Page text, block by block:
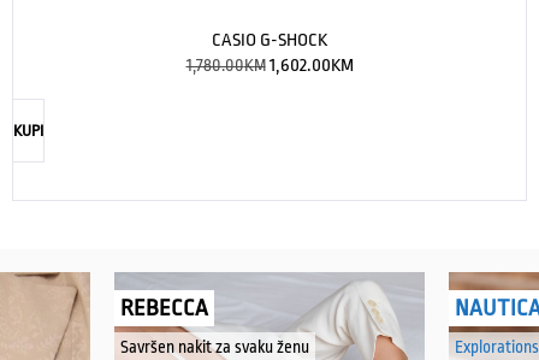
CASIO G-SHOCK
1,780.00KM 1,602.00KM
KUPI
REBECCA
Savršen nakit za svaku ženu